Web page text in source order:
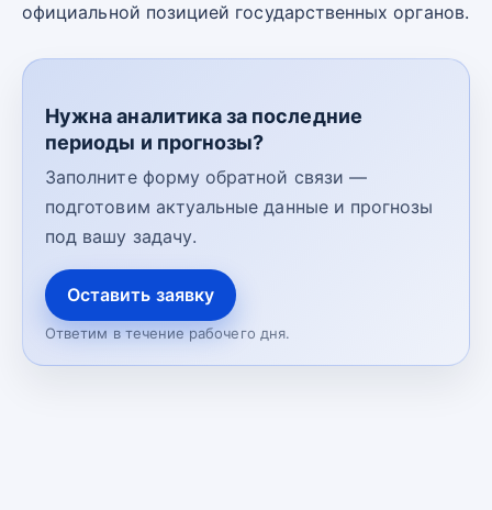
официальной позицией государственных органов.
Нужна аналитика за последние
периоды и прогнозы?
Заполните форму обратной связи —
подготовим актуальные данные и прогнозы
под вашу задачу.
Оставить заявку
Ответим в течение рабочего дня.